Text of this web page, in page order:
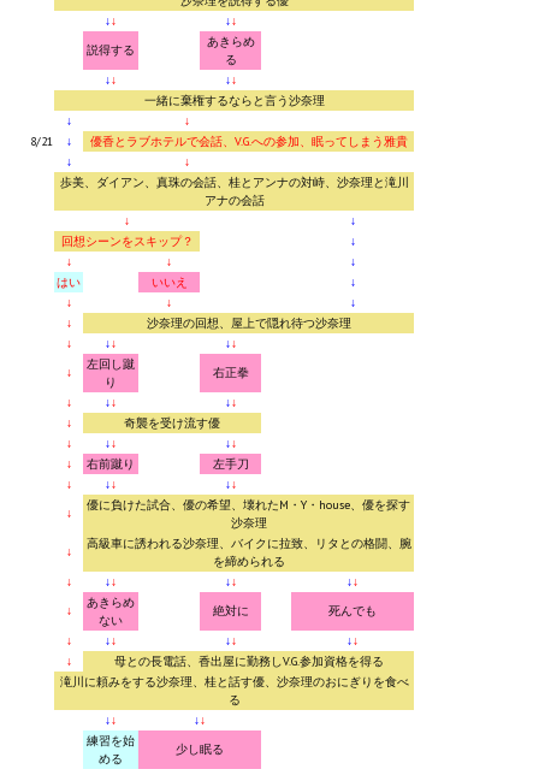
ストラテジーが必要なVN一覧 (List of VNs for which walkthrough
HD REMASTERS (FAN EDITION) (HDリマスター（ファン・エディション）)
Doom 3 Remaster Fan Edition
X2 - The Threat Remaster Fan Edition
Quake III Arena Remaster Fan Edition
Star Trek Voyager Elite Force Remaster Fan Edition
Sacred Gold Remaster Fan Edition
Aliens versus Predator 1 Remaster Fan Edition
Aliens versus Predator 2 Remaster Fan Edition
Age of Pirates: Caribbean Tales Remaster Fan Edition
Sea Dogs - City of Abandoned Ships Remaster Fan Edition
Sea Dogs Remaster Fan Edition
NEKOPARA
Nekopara Vol2 (Rus Version)
Nekopara Vol3 (Rus Version)
↓↓ ↓↓
説得する
あきらめ
る
↓↓ ↓↓
一緒に棄権するならと言う沙奈理
↓
↓
8/21
↓
優香とラブホテルで会話、V.G.への参加、眠ってしまう雅貴
↓
↓
歩美、ダイアン、真珠の会話、桂とアンナの対峙、沙奈理と滝川
アナの会話
↓
↓
回想シーンをスキップ？
↓
↓
↓
↓
はい
いいえ
↓
↓
↓
↓
↓
沙奈理の回想、屋上で隠れ待つ沙奈理
↓
↓↓ ↓↓
↓
左回し蹴
り
右正拳
↓
↓↓ ↓↓
↓
奇襲を受け流す優
↓
↓↓ ↓↓
↓
右前蹴り
左手刀
↓
↓↓ ↓↓
↓
優に負けた試合、優の希望、壊れたM・Y・house、優を探す
沙奈理
↓
高級車に誘われる沙奈理、バイクに拉致、リタとの格闘、腕
を締められる
↓
↓↓ ↓↓ ↓↓
↓
あきらめ
ない
絶対に
死んでも
↓
↓↓ ↓↓ ↓↓
↓
母との長電話、香出屋に勤務しV.G.参加資格を得る
滝川に頼みをする沙奈理、桂と話す優、沙奈理のおにぎりを食べ
る
↓↓ ↓↓
練習を始
める
少し眠る